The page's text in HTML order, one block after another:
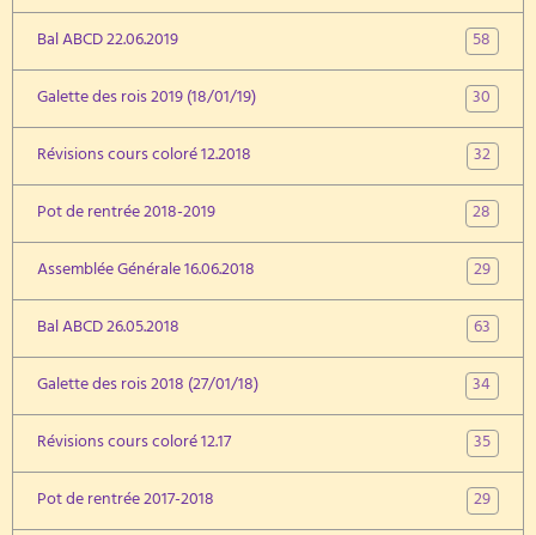
Bal ABCD 22.06.2019
58
Galette des rois 2019 (18/01/19)
30
Révisions cours coloré 12.2018
32
Pot de rentrée 2018-2019
28
Assemblée Générale 16.06.2018
29
Bal ABCD 26.05.2018
63
Galette des rois 2018 (27/01/18)
34
Révisions cours coloré 12.17
35
Pot de rentrée 2017-2018
29